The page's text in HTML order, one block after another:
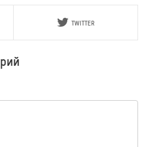
TWITTER